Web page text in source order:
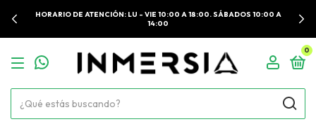
HORARIO DE ATENCIÓN: LU - VIE 10:00 A 18:00. SÁBADOS 10:00 A
14:00
0